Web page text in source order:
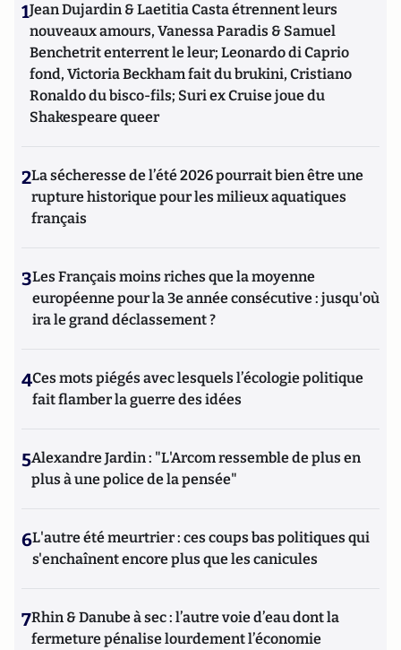
1Jean Dujardin & Laetitia Casta étrennent leurs
nouveaux amours, Vanessa Paradis & Samuel
Benchetrit enterrent le leur; Leonardo di Caprio
fond, Victoria Beckham fait du brukini, Cristiano
Ronaldo du bisco-fils; Suri ex Cruise joue du
Shakespeare queer
2La sécheresse de l’été 2026 pourrait bien être une
rupture historique pour les milieux aquatiques
français
3Les Français moins riches que la moyenne
européenne pour la 3e année consécutive : jusqu'où
ira le grand déclassement ?
4Ces mots piégés avec lesquels l’écologie politique
fait flamber la guerre des idées
5Alexandre Jardin : "L'Arcom ressemble de plus en
plus à une police de la pensée"
6L'autre été meurtrier : ces coups bas politiques qui
s'enchaînent encore plus que les canicules
7Rhin & Danube à sec : l’autre voie d’eau dont la
fermeture pénalise lourdement l’économie